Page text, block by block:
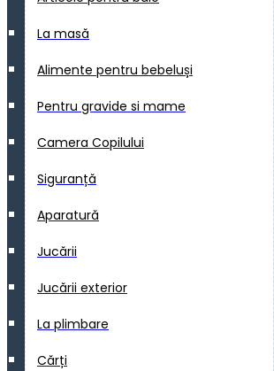
La masă
Alimente pentru bebeluși
Pentru gravide si mame
Camera Copilului
Siguranță
Aparatură
Jucării
Jucării exterior
La plimbare
Cărți